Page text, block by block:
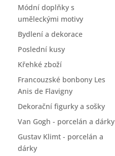
Módní doplňky s
uměleckými motivy
Bydlení a dekorace
Poslední kusy
Křehké zboží
Francouzské bonbony Les
Anis de Flavigny
Dekorační figurky a sošky
Van Gogh - porcelán a dárky
Gustav Klimt - porcelán a
dárky